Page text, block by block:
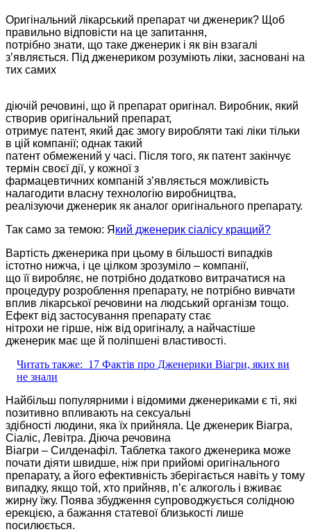
Оригінальний лікарський препарат чи дженерик? Щоб
правильно відповісти на це запитання,
потрібно знати, що таке дженерик і як він взагалі
з’являється. Під дженериком розуміють ліки, засновані на
тих самих
діючій речовині, що й препарат оригінал. Виробник, який
створив оригінальний препарат,
отримує патент, який дає змогу виробляти такі ліки тільки
в цій компанії; однак такий
патент обмежений у часі. Після того, як патент закінчує
термін своєї дії, у кожної з
фармацевтичних компаній з’являється можливість
налагодити власну технологію виробництва,
реалізуючи дженерик як аналог оригінального препарату.
Так само за темою: Я кий дженерик сіалісу кращий?
Вартість дженерика при цьому в більшості випадків
істотно нижча, і це цілком зрозуміло – компанії,
що її виробляє, не потрібно додатково витрачатися на
процедуру розроблення препарату, не потрібно вивчати
вплив лікарської речовини на людський організм тощо.
Ефект від застосування препарату стає
нітрохи не гірше, ніж від оригіналу, а найчастіше
дженерик має ще й поліпшені властивості.
Читать также: 17 Фактів про Дженерики Віагри, яких ви
не знали
Найбільш популярними і відомими дженериками є ті, які
позитивно впливають на сексуальні
здібності людини, яка їх прийняла. Це дженерик Віагра,
Сіаліс, Левітра. Діюча речовина
Віагри – Силденафіл. Таблетка такого дженерика може
почати діяти швидше, ніж при прийомі оригінального
препарату, а його ефективність зберігається навіть у тому
випадку, якщо той, хто прийняв, п’є алкоголь і вживає
жирну їжу. Поява збудження супроводжується солідною
ерекцією, а бажання статевої близькості лише
посилюється.